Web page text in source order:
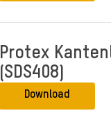
Protex
(SDS408)
Download